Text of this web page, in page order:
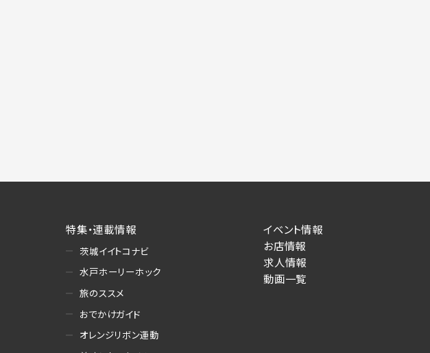
特集・連載情報
茨城イイトコナビ
水戸ホーリーホック
旅のススメ
おでかけガイド
オレンジリボン運動
イベント情報
お店情報
求人情報
動画一覧